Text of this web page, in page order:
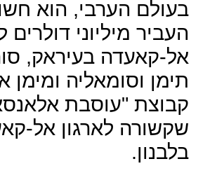
בעולם הערבי, הוא
העביר מיליוני דולרים
אל-קאעדה בעיראק,
תימן וסומאליה ומימן
קבוצת "עוסבת
שקשורה לארגון אל-
בלבנון.